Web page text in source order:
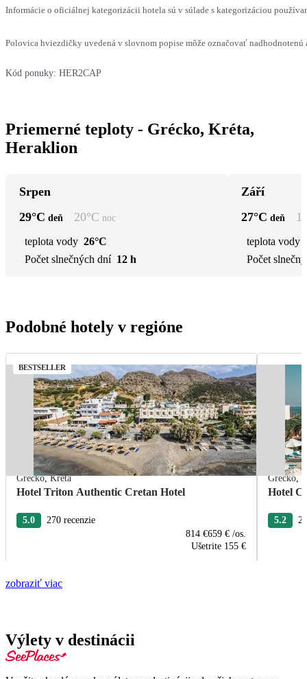
Informácie o oficiálnej kategorizácii hotela sú v súlade s kategorizáciou
Polovica hviezdičky uvedená v slovnom popise môže označovať
Kód ponuky: HER2CAP
Priemerné teploty - Grécko, Kréta,
Heraklion
Srpen
29°C deň 20°C noc
teplota vody 26°C
Počet slnečných dní 12 h
Září
27°C deň
teplota vody
Počet
Podobné hotely v regióne
BESTSELLER
Grécko,Kréta
Hotel Triton Authentic Cretan Hotel
5.0
270 recenzie
814 €659 € /os.
Ušetrite 155 €
Grécko,
Hotel
5.2
zobraziť viac
Výlety v destinácii